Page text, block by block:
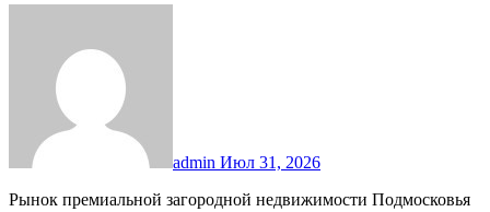
admin Июл 31, 2026
Рынок премиальной загородной недвижимости Подмосковья